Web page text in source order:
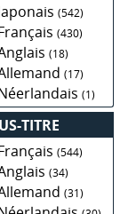
(542)
(430)
(18)
(17)
(1)
TITRE
(544)
(34)
(31)